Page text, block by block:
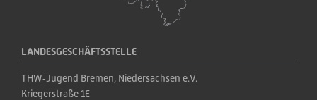
LANDESGESCHÄFTSSTELLE
THW‑Jugend Bremen, Niedersachsen e.V.
Kriegerstraße 1E